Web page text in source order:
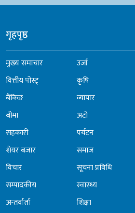
गृहपृष्ठ
मुख्य समाचार
वित्तीय पोस्ट्
बैंकिङ
बीमा
सहकारी
शेयर बजार
विचार
सम्पादकीय
अन्तर्वार्ता
उर्जा
कृषि
व्यापार
अटो
पर्यटन
समाज
सूचना प्रविधि
स्वास्थ्य
शिक्षा